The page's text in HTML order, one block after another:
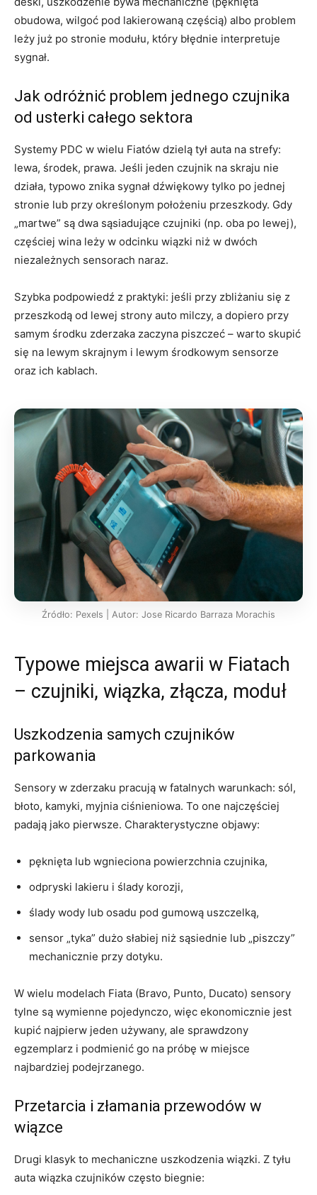
obudowa, wilgoć pod lakierowaną częścią) albo problem
leży już po stronie modułu, który błędnie interpretuje
sygnał.
Jak odróżnić problem jednego czujnika
od usterki całego sektora
Systemy PDC w wielu Fiatów dzielą tył auta na strefy:
lewa, środek, prawa. Jeśli jeden czujnik na skraju nie
działa, typowo znika sygnał dźwiękowy tylko po jednej
stronie lub przy określonym położeniu przeszkody. Gdy
„martwe” są dwa sąsiadujące czujniki (np. oba po lewej),
częściej wina leży w odcinku wiązki niż w dwóch
niezależnych sensorach naraz.
Szybka podpowiedź z praktyki: jeśli przy zbliżaniu się z
przeszkodą od lewej strony auto milczy, a dopiero przy
samym środku zderzaka zaczyna piszczeć – warto skupić
się na lewym skrajnym i lewym środkowym sensorze
oraz ich kablach.
Źródło: Pexels | Autor: Jose Ricardo Barraza Morachis
Typowe miejsca awarii w Fiatach
– czujniki, wiązka, złącza, moduł
Uszkodzenia samych czujników
parkowania
Sensory w zderzaku pracują w fatalnych warunkach: sól,
błoto, kamyki, myjnia ciśnieniowa. To one najczęściej
padają jako pierwsze. Charakterystyczne objawy:
pęknięta lub wgnieciona powierzchnia czujnika,
odpryski lakieru i ślady korozji,
ślady wody lub osadu pod gumową uszczelką,
sensor „tyka” dużo słabiej niż sąsiednie lub „piszczy”
mechanicznie przy dotyku.
W wielu modelach Fiata (Bravo, Punto, Ducato) sensory
tylne są wymienne pojedynczo, więc ekonomicznie jest
kupić najpierw jeden używany, ale sprawdzony
egzemplarz i podmienić go na próbę w miejsce
najbardziej podejrzanego.
Przetarcia i złamania przewodów w
wiązce
Drugi klasyk to mechaniczne uszkodzenia wiązki. Z tyłu
auta wiązka czujników często biegnie: